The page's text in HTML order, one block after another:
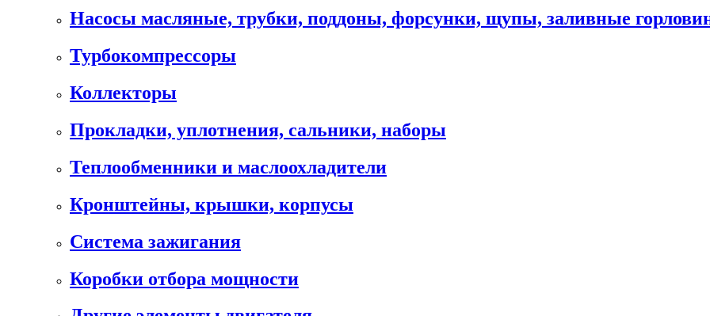
Насосы масляные, трубки, поддоны, форсунки, щупы, заливные
Турбокомпрессоры
Коллекторы
Прокладки, уплотнения, сальники, наборы
Теплообменники и маслоохладители
Кронштейны, крышки, корпусы
Cистема зажигания
Коробки отбора мощности